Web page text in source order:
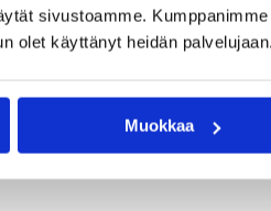
sivustoamme.
olet käyttänyt heidän palvelujaan.
Muokkaa
EM-kisoihin, kun joukkue
ja Belgiaa vastaan.